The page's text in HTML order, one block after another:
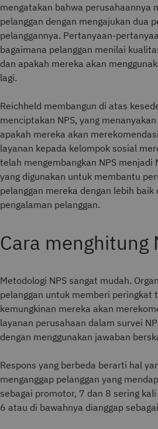
mengatakan bahwa perusahaannya
pelanggan dengan mengajukan dua
pelanggannya. Pertanyaan-
bagaimana pelanggan menilai
dan apakah mereka akan
lagi.
Reichheld membangun di atas
menciptakan NPS, yang
apakah mereka akan
layanan kepada kelompok sosial
telah mengembangkan NPS menjadi
yang digunakan untuk membantu
pelanggan mereka dengan lebih baik
pengalaman pelanggan.
Cara menghitung
Metodologi NPS sangat mudah.
pelanggan untuk memberi peringkat
kemungkinan mereka akan
layanan perusahaan dalam survei
dengan menggunakan jawaban
Respons yang berbeda berarti hal
menganggap pelanggan yang
sebagai promotor, 7 dan 8 sering
6 atau di bawahnya dianggap